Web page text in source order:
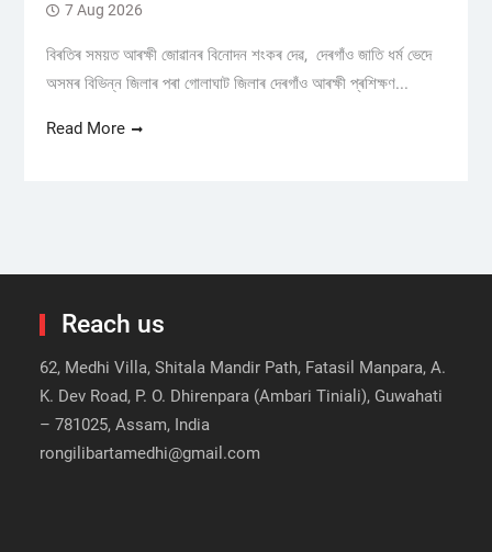
7 Aug 2026
বিৰতিৰ সময়ত আৰক্ষী জোৱানৰ বিনোদন শংকৰ দেৱ, দেৰগাঁও জাতি ধৰ্ম ভেদে
অসমৰ বিভিন্ন জিলাৰ পৰা গোলাঘাট জিলাৰ দেৰগাঁও আৰক্ষী প্ৰশিক্ষণ...
Read More
Reach us
62, Medhi Villa, Shitala Mandir Path, Fatasil Manpara, A.
K. Dev Road, P. O. Dhirenpara (Ambari Tiniali), Guwahati
– 781025, Assam, India
rongilibartamedhi@gmail.com